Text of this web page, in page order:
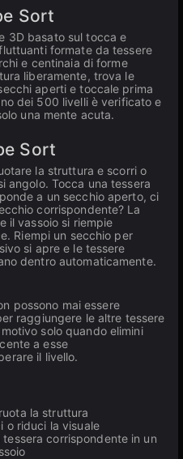
Sort
3D basato sul tocca e
formate da tessere
e centinaia di forme
liberamente, trova le
aperti e toccale prima
dei 500 livelli è verificato e
una mente acuta.
Sort
la struttura e scorri o
angolo. Tocca una tessera
a un secchio aperto, ci
corrispondente? La
il vassoio si riempie
Riempi un secchio per
si apre e le tessere
dentro automaticamente.
possono mai essere
raggiungere le altre tessere
solo quando elimini
a esse
il livello.
la struttura
o riduci la visuale
tessera corrispondente in un